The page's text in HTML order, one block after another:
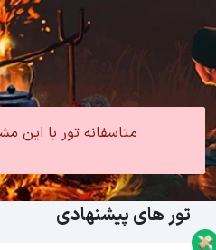
لحظه آخر تور
متاسفانه تور با
تور های پیشنهادی